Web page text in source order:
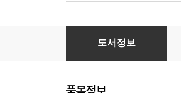
돈키호테
도서정보